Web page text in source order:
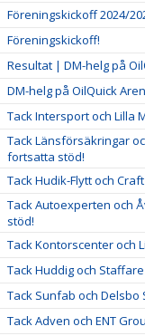
Föreningskickoff 2024/
Föreningskickoff!
Resultat | DM-helg på
DM-helg på OilQuick
Tack Intersport och Lilla
Tack Länsförsäkringar
fortsatta stöd!
Tack Hudik-Flytt och
Tack Autoexperten och
stöd!
Tack Kontorscenter och
Tack Huddig och
Tack Sunfab och
Tack Adven och ENT